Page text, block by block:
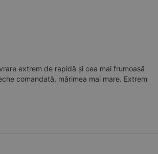
extrem de rapidă și cea mai frumoasă
comandată, mărimea mai mare. Extrem